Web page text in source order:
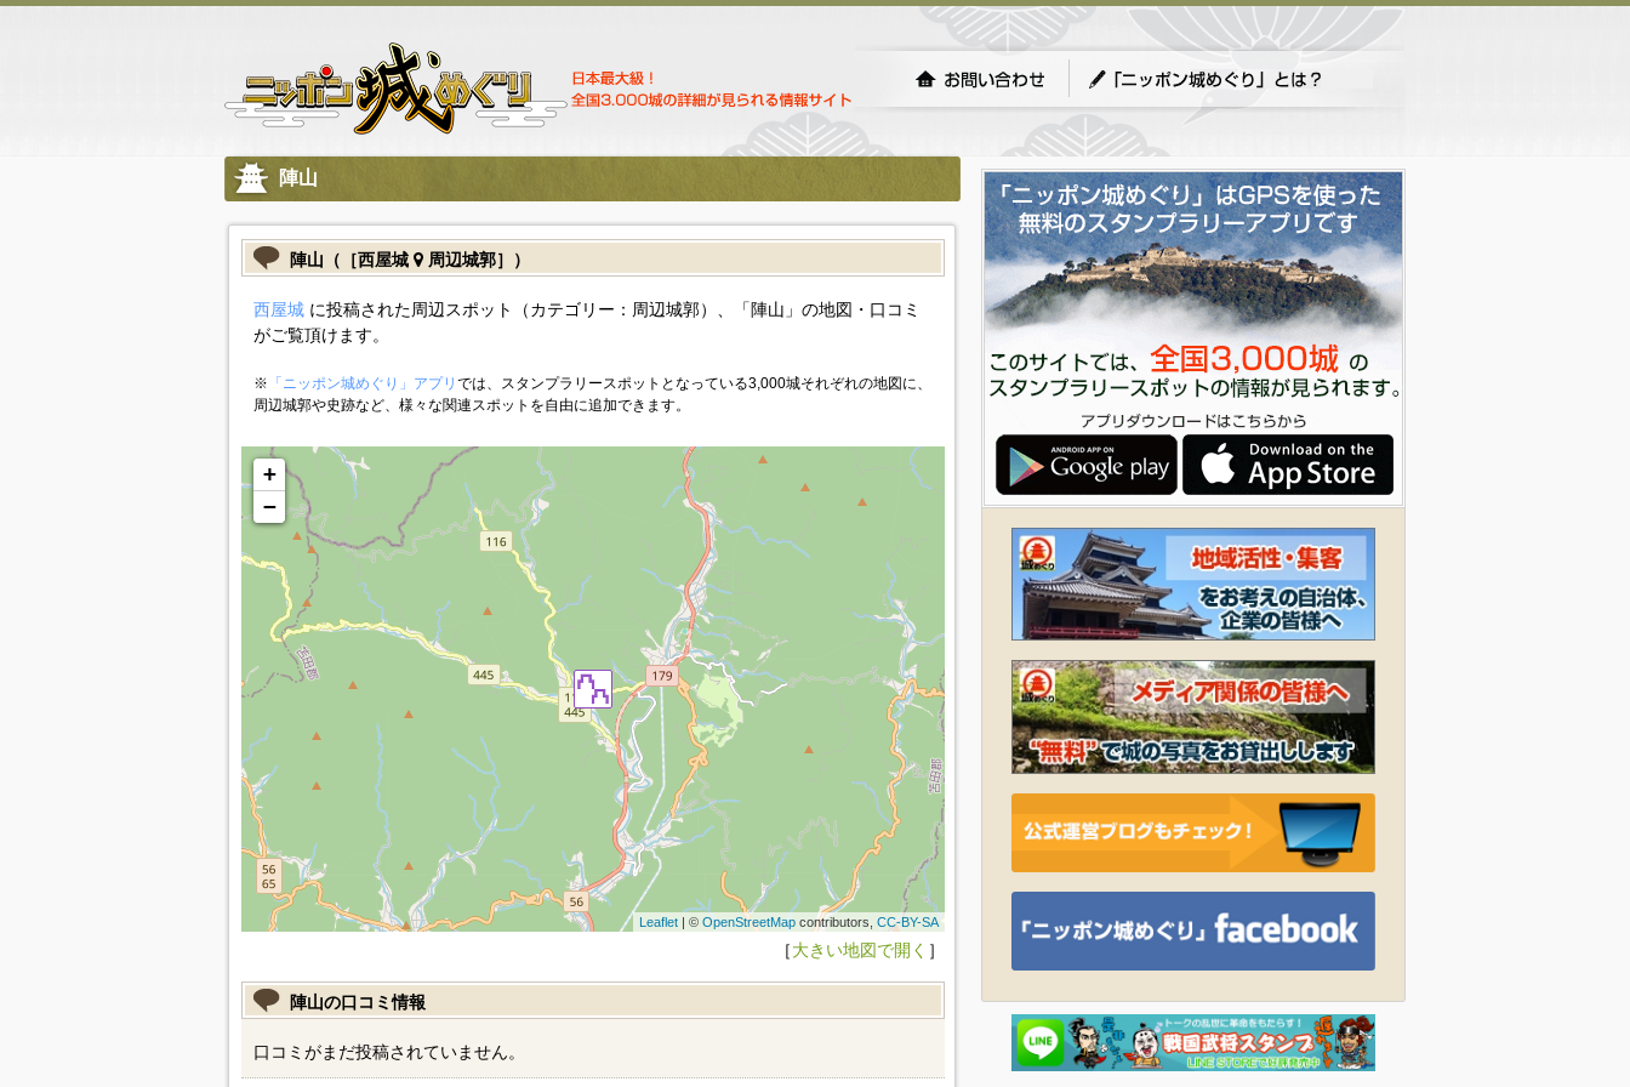
陣山
陣山（［西屋城 周辺城郭］）
西屋城に投稿された周辺スポット（カテゴリー：周辺城郭）、「陣山」の地図・口コミ
がご覧頂けます。
※ 「ニッポン城めぐり」アプリ では、スタンプラリースポットとなっている3,000城それぞれの地図に、
周辺城郭や史跡など、様々な関連スポットを自由に追加できます。
+
−
Leaflet| © OpenStreetMapcontributors, CC-BY-SA
［大きい地図で開く ］
陣山の口コミ情報
口コミがまだ投稿されていません。